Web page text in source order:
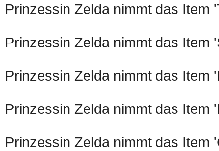
Prinzessin Zelda nimmt das Item
Prinzessin Zelda nimmt das Item
Prinzessin Zelda nimmt das Item
Prinzessin Zelda nimmt das Item
Prinzessin Zelda nimmt das Item